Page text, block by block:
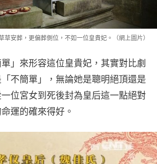
草安葬，更偏葬側位，不如一位皇貴妃。（網上圖片）
」來形容這位皇貴妃，其實對比劇
不簡單」，無論她是聰明絕頂還是
位宮女到死後封為皇后這一點絕對
運的確來得好。